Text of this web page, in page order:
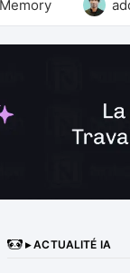
▸ ACTUALITÉ IA